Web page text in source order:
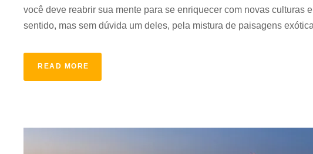
você deve reabrir sua mente para se enriquecer com novas
sentido, mas sem dúvida um deles, pela mistura de paisagens
READ MORE